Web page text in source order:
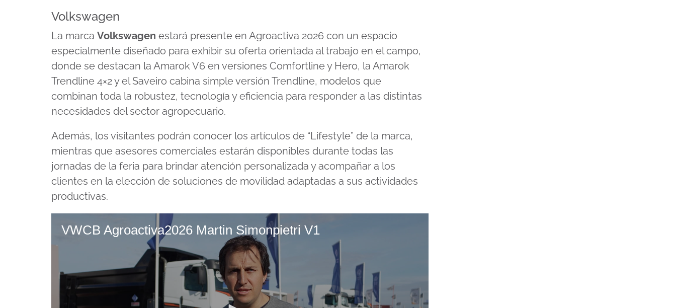
Volkswagen
La marca Volkswagen estará presente en Agroactiva 2026 con un espacio
especialmente diseñado para exhibir su oferta orientada al trabajo en el campo,
donde se destacan la Amarok V6 en versiones Comfortline y Hero, la Amarok
Trendline 4×2 y el Saveiro cabina simple versión Trendline, modelos que
combinan toda la robustez, tecnología y eficiencia para responder a las distintas
necesidades del sector agropecuario.
Además, los visitantes podrán conocer los artículos de “Lifestyle” de la marca,
mientras que asesores comerciales estarán disponibles durante todas las
jornadas de la feria para brindar atención personalizada y acompañar a los
clientes en la elección de soluciones de movilidad adaptadas a sus actividades
productivas.
VWCB Agroactiva2026 Martin Simonpietri V1